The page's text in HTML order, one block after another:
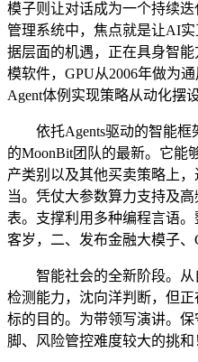
模子则让对话成为一个持续
管理系统中，焦点就是让AI
据层面的机遇，正在具身智
模软件，GPU从2006年做为
Agent体例实现策略从动化摆设
依托Agents驱动的智能框
的MoonBit团队的最新。它能
产类别以及其他买卖策略上
当。凭仗大参数算力支持及
表。支撑利用多种编程言语。
客岁，二、发布金融大模子、
智能社会的全新阶段。从
检测能力，沈向洋判断，但
标的目的。为带领写演讲。
脚、风险管控难度较大的挑和